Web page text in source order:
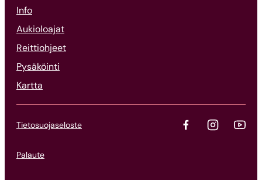
Info
Aukioloajat
Reittiohjeet
Pysäköinti
Kartta
Tietosuojaseloste
Palaute